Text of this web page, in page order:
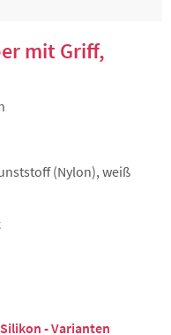
mit Griff,
(Nylon), weiß
- Varianten